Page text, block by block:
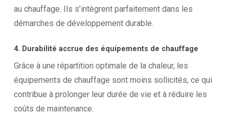
au chauffage. Ils s’intègrent parfaitement dans les
démarches de développement durable.
4. Durabilité accrue des équipements de chauffage
Grâce à une répartition optimale de la chaleur, les
équipements de chauffage sont moins sollicités, ce qui
contribue à prolonger leur durée de vie et à réduire les
coûts de maintenance.